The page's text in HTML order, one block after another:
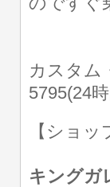
カスタム
5795(24
【ショ
キングガ